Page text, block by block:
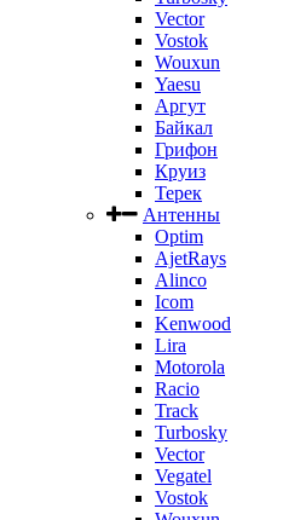
Vector
Vostok
Wouxun
Yaesu
Аргут
Байкал
Грифон
Круиз
Терек
Антенны
Optim
AjetRays
Alinco
Icom
Kenwood
Lira
Motorola
Racio
Track
Turbosky
Vector
Vegatel
Vostok